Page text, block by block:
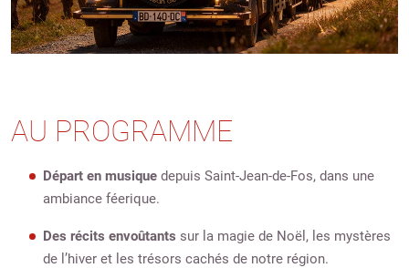
AU PROGRAMME
Départ en musique depuis Saint-Jean-de-Fos, dans une
ambiance féerique.
Des récits envoûtants sur la magie de Noël, les mystères
de l’hiver et les trésors cachés de notre région.